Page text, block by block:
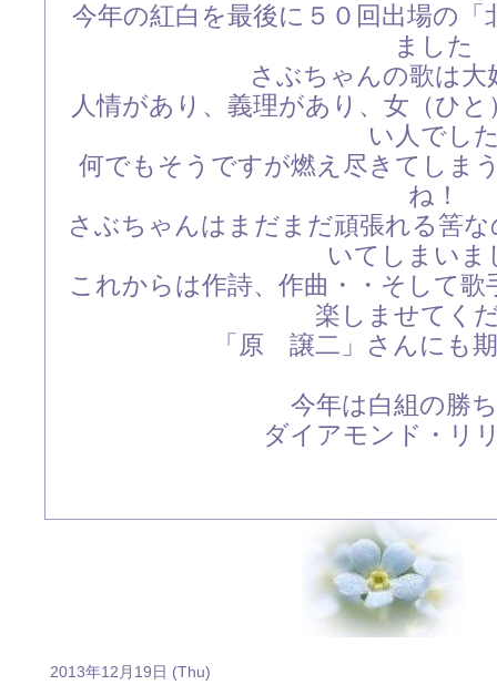
今年の紅白を最後に５０回出場の
ました
さぶちゃんの歌は大
人情があり、義理があり、女（ひ
い人でし
何でもそうですが燃え尽きてしま
ね！
さぶちゃんはまだまだ頑張れる筈
いてしまいま
これからは作詩、作曲・・そして
楽しませてく
「原 譲二」さんにも
今年は白組の勝
ダイアモンド・リ
2013年12月19日 (Thu)